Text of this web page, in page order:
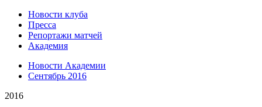
Новости клуба
Пресса
Репортажи матчей
Академия
Новости Академии
Сентябрь 2016
2016